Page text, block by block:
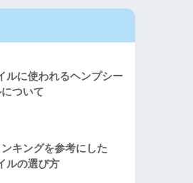
ルに使われるヘンプシー
について
キングを参考にした
ルの選び方